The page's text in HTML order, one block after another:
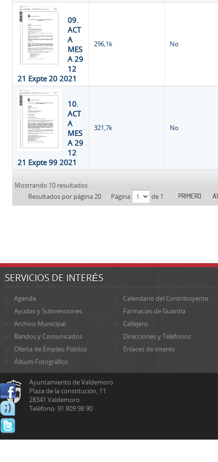
09.
ACT
A
MES
A 29
12
21 Expte 20 2021
296,1k No
10.
ACT
A
MES
A 29
12
21 Expte 99 2021
321,7k No
Mostrando 10 resultados.
Resultados por página 20
Página de 1 PRIMERO
SERVICIOS DE INTERÉS
Agenda
Calendario del Contribuyente
Ayudas y Subvenciones
Farmacias de Guardia
Archivo Municipal
Callejero
Bandos y Comunicados
Direcciones y Teléfonos
Oferta de Empleo Público
Enlaces de interés
Álbum Fotográfico
Ayuntamiento de Valdemoro
Plaza de la constitución, 11
28341 Valdemoro
Teléfono: 91 809 98 90